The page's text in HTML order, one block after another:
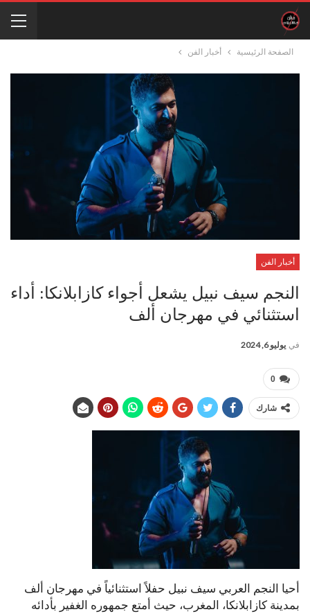
الصفحة الرئيسية أخبار الفن
أخبار الفن
النجم سيف نبيل يشعل أجواء كازابلانكا: أداء
استثنائي في مهرجان ألف
في يوليو 6, 2024
0
شارك
أحيا النجم العربي سيف نبيل حفلاً استثنائياً في مهرجان ألف
بمدينة كازابلانكا، المغرب، حيث أمتع جمهوره الغفير بأدائه